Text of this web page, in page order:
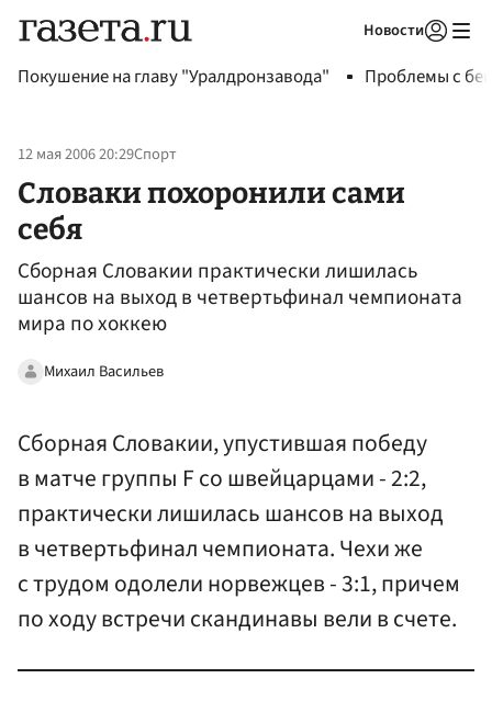
Новости
Покушение на главу "Уралдронзавода" Проблемы с
12 мая 2006 20:29Спорт
Словаки похоронили сами
себя
Сборная Словакии практически лишилась
шансов на выход в четвертьфинал чемпионата
мира по хоккею
Михаил Васильев
Сборная Словакии, упустившая победу
в матче группы F со швейцарцами - 2:2,
практически лишилась шансов на выход
в четвертьфинал чемпионата. Чехи же
с трудом одолели норвежцев - 3:1, причем
по ходу встречи скандинавы вели в счете.